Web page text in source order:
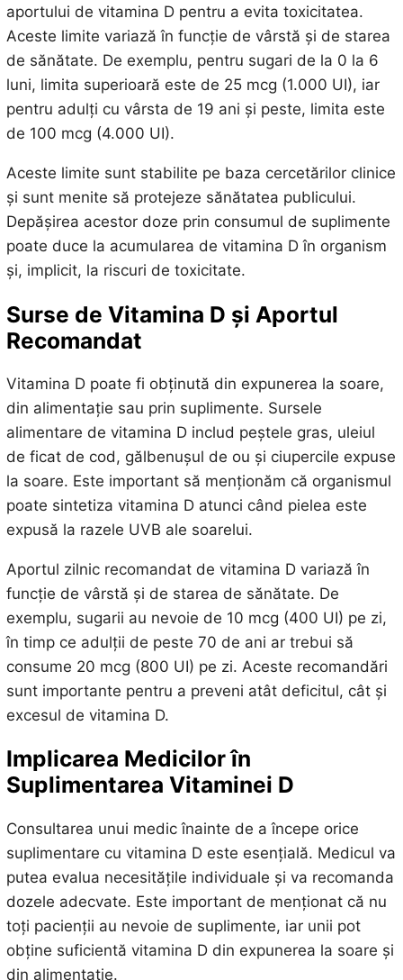
aportului de vitamina D pentru a evita toxicitatea.
Aceste limite variază în funcție de vârstă și de starea
de sănătate. De exemplu, pentru sugari de la 0 la 6
luni, limita superioară este de 25 mcg (1.000 UI), iar
pentru adulți cu vârsta de 19 ani și peste, limita este
de 100 mcg (4.000 UI).
Aceste limite sunt stabilite pe baza cercetărilor clinice
și sunt menite să protejeze sănătatea publicului.
Depășirea acestor doze prin consumul de suplimente
poate duce la acumularea de vitamina D în organism
și, implicit, la riscuri de toxicitate.
Surse de Vitamina D și Aportul
Recomandat
Vitamina D poate fi obținută din expunerea la soare,
din alimentație sau prin suplimente. Sursele
alimentare de vitamina D includ peștele gras, uleiul
de ficat de cod, gălbenușul de ou și ciupercile expuse
la soare. Este important să menționăm că organismul
poate sintetiza vitamina D atunci când pielea este
expusă la razele UVB ale soarelui.
Aportul zilnic recomandat de vitamina D variază în
funcție de vârstă și de starea de sănătate. De
exemplu, sugarii au nevoie de 10 mcg (400 UI) pe zi,
în timp ce adulții de peste 70 de ani ar trebui să
consume 20 mcg (800 UI) pe zi. Aceste recomandări
sunt importante pentru a preveni atât deficitul, cât și
excesul de vitamina D.
Implicarea Medicilor în
Suplimentarea Vitaminei D
Consultarea unui medic înainte de a începe orice
suplimentare cu vitamina D este esențială. Medicul va
putea evalua necesitățile individuale și va recomanda
dozele adecvate. Este important de menționat că nu
toți pacienții au nevoie de suplimente, iar unii pot
obține suficientă vitamina D din expunerea la soare și
din alimentație.